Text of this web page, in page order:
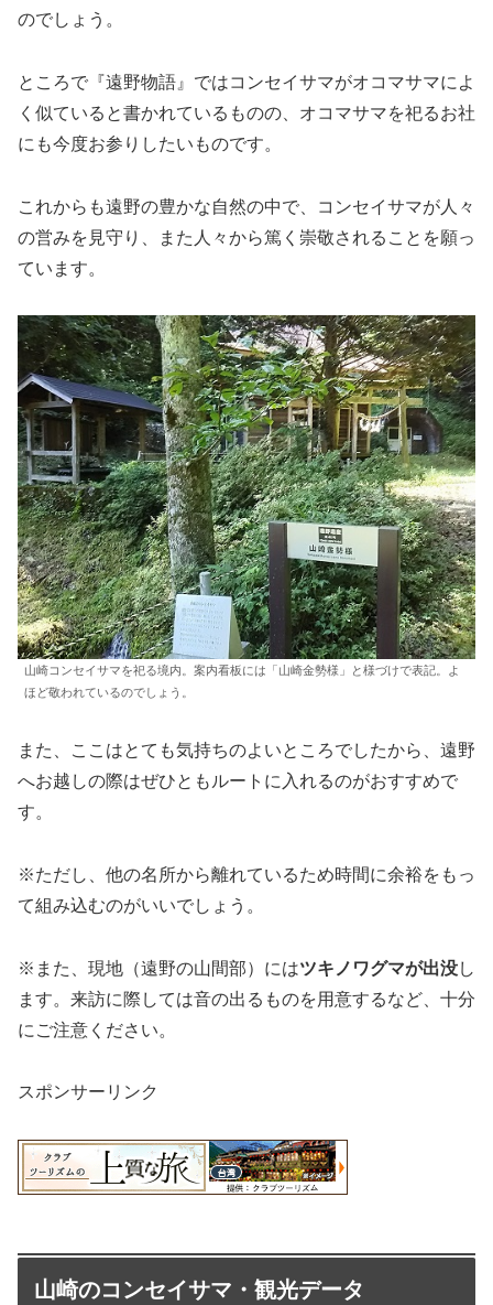
のでしょう。
ところで『遠野物語』ではコンセイサマがオコマサマによ
く似ていると書かれているものの、オコマサマを祀るお社
にも今度お参りしたいものです。
これからも遠野の豊かな自然の中で、コンセイサマが人々
の営みを見守り、また人々から篤く崇敬されることを願っ
ています。
山崎コンセイサマを祀る境内。案内看板には「山崎金勢様」と様づけで表記。よ
ほど敬われているのでしょう。
また、ここはとても気持ちのよいところでしたから、遠野
へお越しの際はぜひともルートに入れるのがおすすめで
す。
※ただし、他の名所から離れているため時間に余裕をもっ
て組み込むのがいいでしょう。
※また、現地（遠野の山間部）にはツキノワグマが出没し
ます。来訪に際しては音の出るものを用意するなど、十分
にご注意ください。
スポンサーリンク
山崎のコンセイサマ・観光データ